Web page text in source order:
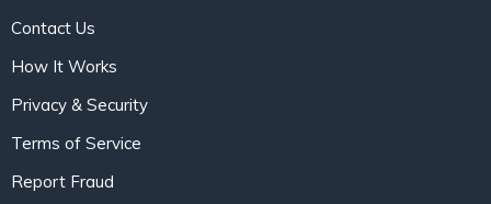
Contact Us
How It Works
Privacy & Security
Terms of Service
Report Fraud